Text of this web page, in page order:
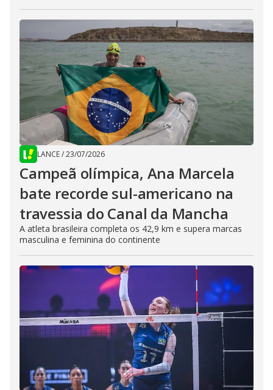
LANCE/23/07/2026
Campeã olímpica, Ana Marcela
bate recorde sul-americano na
travessia do Canal da Mancha
A atleta brasileira completa os 42,9 km e supera marcas
masculina e feminina do continente